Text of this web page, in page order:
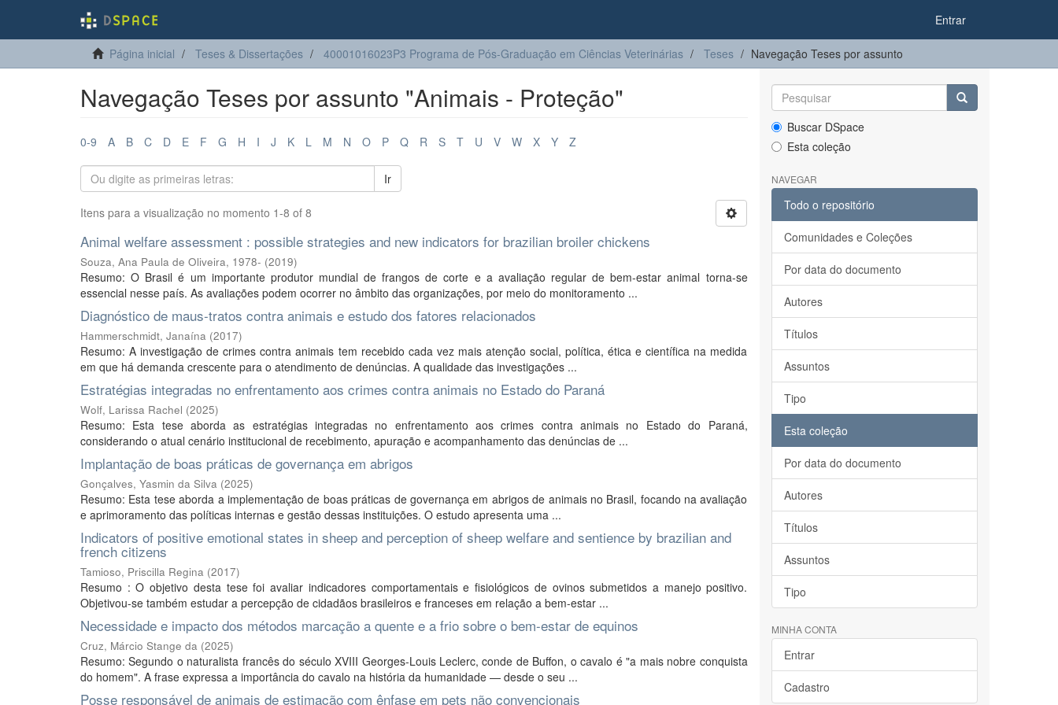
Entrar
Página inicial Teses & Dissertações 40001016023P3 Programa de Pós-Graduação em Ciências Veterinárias Teses Navegação Teses por assunto
Navegação Teses por assunto "Animais - Proteção"
0-9 A B C D E F G H I J K L M N O P Q R S T U V W X Y Z
Ir
Itens para a visualização no momento 1-8 of 8
Animal welfare assessment : possible strategies and new indicators for brazilian broiler chickens
Souza, Ana Paula de Oliveira, 1978- (2019)
Resumo: O Brasil é um importante produtor mundial de frangos de corte e a avaliação regular de bem-estar animal torna-se
essencial nesse país. As avaliações podem ocorrer no âmbito das organizações, por meio do monitoramento ...
Diagnóstico de maus-tratos contra animais e estudo dos fatores relacionados
Hammerschmidt, Janaína (2017)
Resumo: A investigação de crimes contra animais tem recebido cada vez mais atenção social, política, ética e científica na medida
em que há demanda crescente para o atendimento de denúncias. A qualidade das investigações ...
Estratégias integradas no enfrentamento aos crimes contra animais no Estado do Paraná
Wolf, Larissa Rachel (2025)
Resumo: Esta tese aborda as estratégias integradas no enfrentamento aos crimes contra animais no Estado do Paraná,
considerando o atual cenário institucional de recebimento, apuração e acompanhamento das denúncias de ...
Implantação de boas práticas de governança em abrigos
Gonçalves, Yasmin da Silva (2025)
Resumo: Esta tese aborda a implementação de boas práticas de governança em abrigos de animais no Brasil, focando na avaliação
e aprimoramento das políticas internas e gestão dessas instituições. O estudo apresenta uma ...
Indicators of positive emotional states in sheep and perception of sheep welfare and sentience by brazilian and
french citizens
Tamioso, Priscilla Regina (2017)
Resumo : O objetivo desta tese foi avaliar indicadores comportamentais e fisiológicos de ovinos submetidos a manejo positivo.
Objetivou-se também estudar a percepção de cidadãos brasileiros e franceses em relação a bem-estar ...
Necessidade e impacto dos métodos marcação a quente e a frio sobre o bem-estar de equinos
Cruz, Márcio Stange da (2025)
Resumo: Segundo o naturalista francês do século XVIII Georges-Louis Leclerc, conde de Buffon, o cavalo é "a mais nobre conquista
do homem". A frase expressa a importância do cavalo na história da humanidade — desde o seu ...
Posse responsável de animais de estimação com ênfase em pets não convencionais
Buscar DSpace
Esta coleção
NAVEGAR
Todo o repositório
Comunidades e Coleções
Por data do documento
Autores
Títulos
Assuntos
Tipo
Esta coleção
Por data do documento
Autores
Títulos
Assuntos
Tipo
MINHA CONTA
Entrar
Cadastro